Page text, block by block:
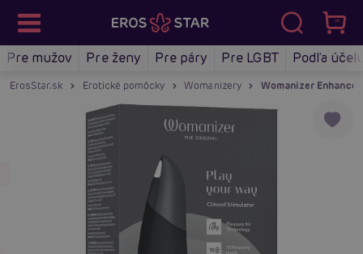
Pre mužov Pre ženy Pre páry Pre LGBT Podľa
ErosStar.sk Erotické pomôcky Womanizery Womanizer